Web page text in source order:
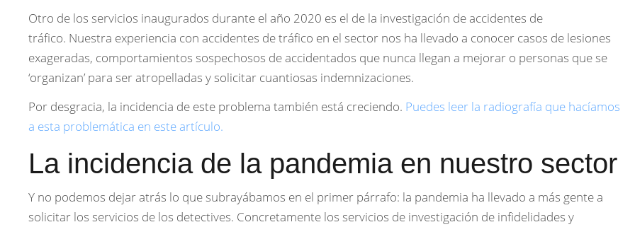
Otro de los servicios inaugurados durante el año 2020 es el de la investigación de accidentes de
tráfico. Nuestra experiencia con accidentes de tráfico en el sector nos ha llevado a conocer casos de lesiones
exageradas, comportamientos sospechosos de accidentados que nunca llegan a mejorar o personas que se
‘organizan’ para ser atropelladas y solicitar cuantiosas indemnizaciones.
Por desgracia, la incidencia de este problema también está creciendo. Puedes leer la radiografía que hacíamos
a esta problemática en este artículo.
La incidencia de la pandemia en nuestro sector
Y no podemos dejar atrás lo que subrayábamos en el primer párrafo: la pandemia ha llevado a más gente a
solicitar los servicios de los detectives. Concretamente los servicios de investigación de infidelidades y